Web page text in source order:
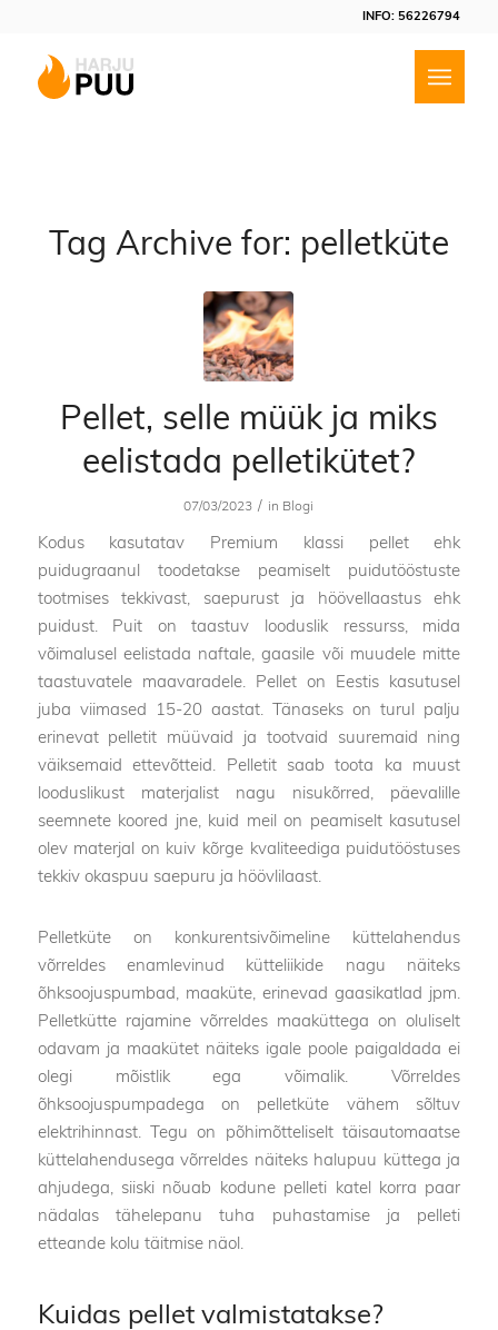
INFO: 56226794
Tag Archive for: pelletküte
Pellet, selle müük ja miks
eelistada pelletikütet?
07/03/2023 / in Blogi
Kodus kasutatav Premium klassi pellet ehk
puidugraanul toodetakse peamiselt puidutööstuste
tootmises tekkivast, saepurust ja höövellaastus ehk
puidust. Puit on taastuv looduslik ressurss, mida
võimalusel eelistada naftale, gaasile või muudele mitte
taastuvatele maavaradele. Pellet on Eestis kasutusel
juba viimased 15-20 aastat. Tänaseks on turul palju
erinevat pelletit müüvaid ja tootvaid suuremaid ning
väiksemaid ettevõtteid. Pelletit saab toota ka muust
looduslikust materjalist nagu nisukõrred, päevalille
seemnete koored jne, kuid meil on peamiselt kasutusel
olev materjal on kuiv kõrge kvaliteediga puidutööstuses
tekkiv okaspuu saepuru ja höövlilaast.
Pelletküte on konkurentsivõimeline küttelahendus
võrreldes enamlevinud kütteliikide nagu näiteks
õhksoojuspumbad, maaküte, erinevad gaasikatlad jpm.
Pelletkütte rajamine võrreldes maaküttega on oluliselt
odavam ja maakütet näiteks igale poole paigaldada ei
olegi mõistlik ega võimalik. Võrreldes
õhksoojuspumpadega on pelletküte vähem sõltuv
elektrihinnast. Tegu on põhimõtteliselt täisautomaatse
küttelahendusega võrreldes näiteks halupuu küttega ja
ahjudega, siiski nõuab kodune pelleti katel korra paar
nädalas tähelepanu tuha puhastamise ja pelleti
etteande kolu täitmise näol.
Kuidas pellet valmistatakse?